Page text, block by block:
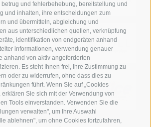
und fehlerbehebung, bereitstellung und
und inhalten, ihre entscheidungen zum
und übermitteln, abgleichung und
aus unterschiedlichen quellen, verknüpfung
identifikation von endgeräten anhand
informationen, verwendung genauer
anhand von aktiv angeforderten
Es steht Ihnen frei, Ihre Zustimmung zu
oder zu widerrufen, ohne dass dies zu
führt. Wenn Sie auf „Cookies
Sie sich mit der Verwendung von
Tools einverstanden. Verwenden Sie die
verwalten", um Ihre Auswahl
ablehnen", um ohne Cookies fortzufahren,